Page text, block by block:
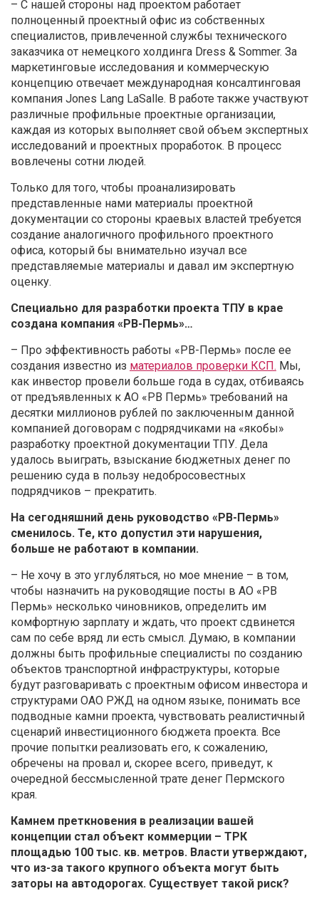
– С нашей стороны над проектом работает
полноценный проектный офис из собственных
специалистов, привлеченной службы технического
заказчика от немецкого холдинга Dress & Sommer. За
маркетинговые исследования и коммерческую
концепцию отвечает международная консалтинговая
компания Jones Lang LaSalle. В работе также участвуют
различные профильные проектные организации,
каждая из которых выполняет свой объем экспертных
исследований и проектных проработок. В процесс
вовлечены сотни людей.
Только для того, чтобы проанализировать
представленные нами материалы проектной
документации со стороны краевых властей требуется
создание аналогичного профильного проектного
офиса, который бы внимательно изучал все
представляемые материалы и давал им экспертную
оценку.
Специально для разработки проекта ТПУ в крае
создана компания «РВ-Пермь»…
– Про эффективность работы «РВ-Пермь» после ее
создания известно из материалов проверки КСП. Мы,
как инвестор провели больше года в судах, отбиваясь
от предъявленных к АО «РВ Пермь» требований на
десятки миллионов рублей по заключенным данной
компанией договорам с подрядчиками на «якобы»
разработку проектной документации ТПУ. Дела
удалось выиграть, взыскание бюджетных денег по
решению суда в пользу недобросовестных
подрядчиков – прекратить.
На сегодняшний день руководство «РВ-Пермь»
сменилось. Те, кто допустил эти нарушения,
больше не работают в компании.
– Не хочу в это углубляться, но мое мнение – в том,
чтобы назначить на руководящие посты в АО «РВ
Пермь» несколько чиновников, определить им
комфортную зарплату и ждать, что проект сдвинется
сам по себе вряд ли есть смысл. Думаю, в компании
должны быть профильные специалисты по созданию
объектов транспортной инфраструктуры, которые
будут разговаривать с проектным офисом инвестора и
структурами ОАО РЖД на одном языке, понимать все
подводные камни проекта, чувствовать реалистичный
сценарий инвестиционного бюджета проекта. Все
прочие попытки реализовать его, к сожалению,
обречены на провал и, скорее всего, приведут, к
очередной бессмысленной трате денег Пермского
края.
Камнем преткновения в реализации вашей
концепции стал объект коммерции – ТРК
площадью 100 тыс. кв. метров. Власти утверждают,
что из-за такого крупного объекта могут быть
заторы на автодорогах. Существует такой риск?